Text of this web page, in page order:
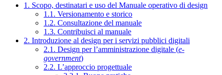
1. Scopo, destinatari e uso del Manuale operativo di design
1.1. Versionamento e storico
1.2. Consultazione del manuale
1.3. Contribuisci al manuale
2. Introduzione al design per i servizi pubblici digitali
2.1. Design per l’amministrazione digitale (e-
government)
2.2. L’approccio progettuale